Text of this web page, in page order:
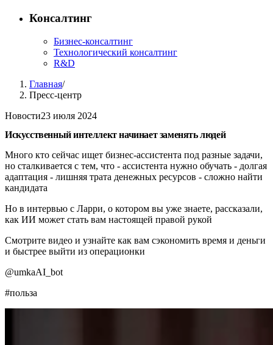
Консалтинг
Бизнес-консалтинг
Технологический консалтинг
R&D
Главная/
Пресс-центр
Новости23 июля 2024
Искусственный интеллект начинает заменять людей
Много кто сейчас ищет бизнес-ассистента под разные задачи,
но сталкивается с тем, что - ассистента нужно обучать - долгая
адаптация - лишняя трата денежных ресурсов - сложно найти
кандидата
Но в интервью с Ларри, о котором вы уже знаете, рассказали,
как ИИ может стать вам настоящей правой рукой
Смотрите видео и узнайте как вам сэкономить время и деньги
и быстрее выйти из операционки
@umkaAI_bot
#польза